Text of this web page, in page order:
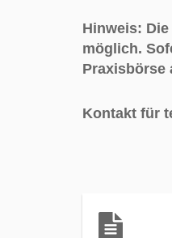
Hinweis:
möglich.
Praxisbörse
Kontakt für